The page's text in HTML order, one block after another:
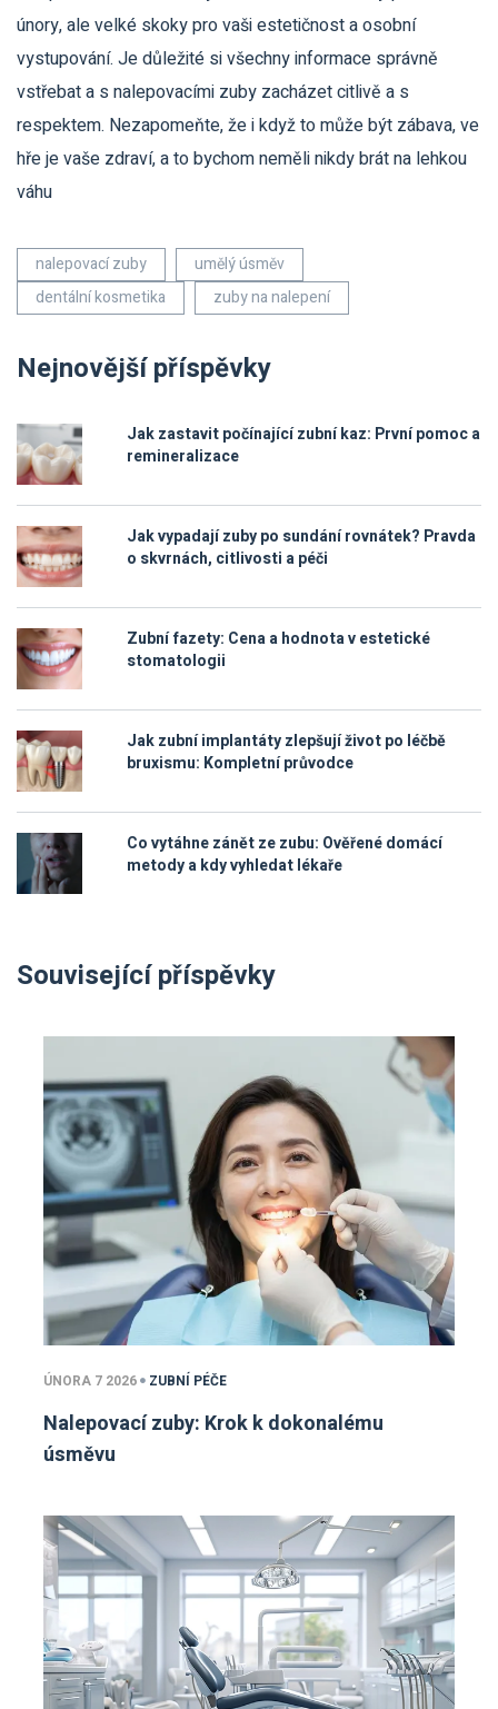
únory, ale velké skoky pro vaši estetičnost a osobní
vystupování. Je důležité si všechny informace správně
vstřebat a s nalepovacími zuby zacházet citlivě a s
respektem. Nezapomeňte, že i když to může být zábava, ve
hře je vaše zdraví, a to bychom neměli nikdy brát na lehkou
váhu
nalepovací zuby
umělý úsměv
dentální kosmetika
zuby na nalepení
Nejnovější příspěvky
Jak zastavit počínající zubní kaz: První pomoc a
remineralizace
Jak vypadají zuby po sundání rovnátek? Pravda
o skvrnách, citlivosti a péči
Zubní fazety: Cena a hodnota v estetické
stomatologii
Jak zubní implantáty zlepšují život po léčbě
bruxismu: Kompletní průvodce
Co vytáhne zánět ze zubu: Ověřené domácí
metody a kdy vyhledat lékaře
Související příspěvky
ÚNORA 7 2026 ZUBNÍ PÉČE
Nalepovací zuby: Krok k dokonalému
úsměvu